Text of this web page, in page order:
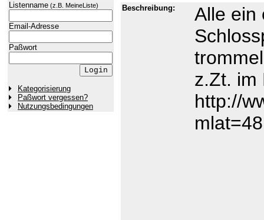
Listenname (z.B. MeineListe)
Email-Adresse
Paßwort
Kategorisierung
Paßwort vergessen?
Nutzungsbedingungen
Beschreibung:
Alle ein
z.Zt. im
http://